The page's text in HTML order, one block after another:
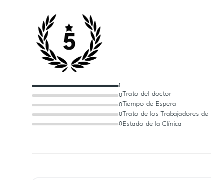
5
0
0
0
0
1
Trato del doctor
Tiempo de Espera
Trato de los Trabajadores de
Estado de la Clínica